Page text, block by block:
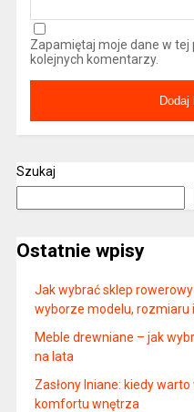
Zapamiętaj moje dane w
kolejnych komentarzy.
Szukaj
Ostatnie wpisy
Jak wybrać sklep
wyborze modelu, rozmiaru
Meble drewniane – jak
na lata
Zasłony lniane: kiedy
komfortu wnętrza